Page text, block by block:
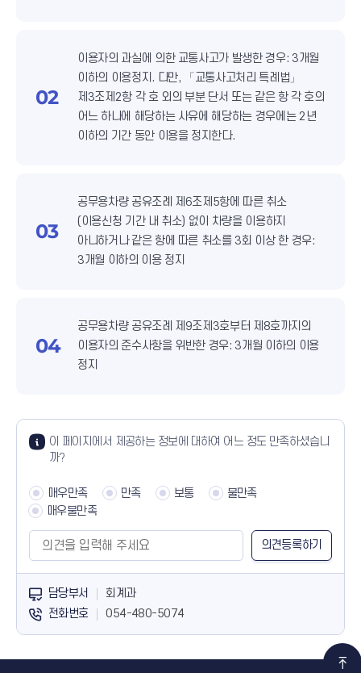
02
이용자의 과실에 의한 교통사고가 발생한 경우: 3개월
이하의 이용정지. 다만, 「교통사고처리 특례법」
제3조제2항 각 호 외의 부분 단서 또는 같은 항 각 호의
어느 하나에 해당하는 사유에 해당하는 경우에는 2년
이하의 기간 동안 이용을 정지한다.
03
공무용차량 공유조례 제6조제5항에 따른 취소
(이용신청 기간 내 취소) 없이 차량을 이용하지
아니하거나 같은 항에 따른 취소를 3회 이상 한 경우:
3개월 이하의 이용 정지
04
공무용차량 공유조례 제9조제3호부터 제8호까지의
이용자의 준수사항을 위반한 경우: 3개월 이하의 이용
정지
이 페이지에서 제공하는 정보에 대하여 어느 정도 만족하셨습니
까?
매우만족 만족 보통
불만족
매우불만족
담당자 정보
담당부서
회계과
전화번호
054-480-5074